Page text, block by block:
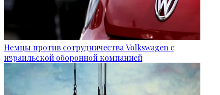
Немцы против сотрудничества Volkswagen с
израильской оборонной компанией